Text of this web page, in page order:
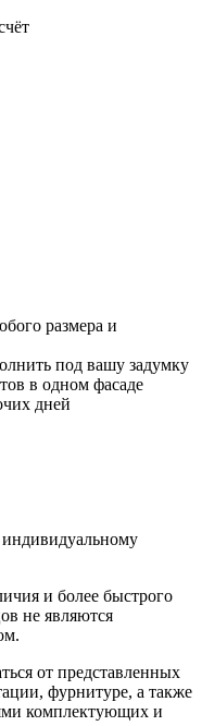
размера и
под вашу задумку
в одном фасаде
дней
и более быстрого
не являются
от представленных
фурнитуре, а также
комплектующих и